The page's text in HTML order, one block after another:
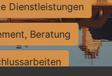
Dienstleistungen
Beratung